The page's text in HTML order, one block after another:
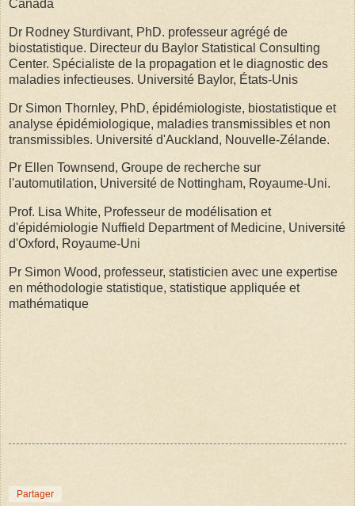
Canada
Dr Rodney Sturdivant, PhD. professeur agrégé de
biostatistique. Directeur du Baylor Statistical Consulting
Center. Spécialiste de la propagation et le diagnostic des
maladies infectieuses. Université Baylor, États-Unis
Dr Simon Thornley, PhD, épidémiologiste, biostatistique et
analyse épidémiologique, maladies transmissibles et non
transmissibles. Université d'Auckland, Nouvelle-Zélande.
Pr Ellen Townsend, Groupe de recherche sur
l'automutilation, Université de Nottingham, Royaume-Uni.
Prof. Lisa White, Professeur de modélisation et
d'épidémiologie Nuffield Department of Medicine, Université
d'Oxford, Royaume-Uni
Pr Simon Wood, professeur, statisticien avec une expertise
en méthodologie statistique, statistique appliquée et
mathématique
Partager